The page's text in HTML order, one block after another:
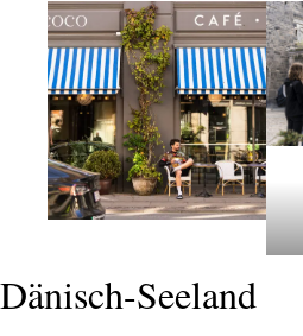
Dänisch-Seeland